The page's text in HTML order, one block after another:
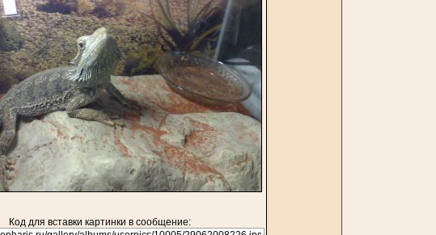
Код для вставки картинки в сообщение: